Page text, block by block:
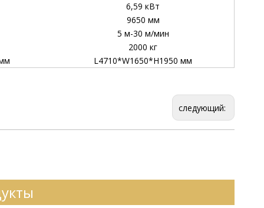
6,59 кВт
9650 мм
5 м-30 м/мин
2000 кг
L4710*W1650*H1950 мм
следующий: